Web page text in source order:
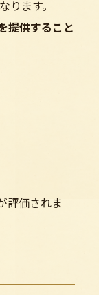
ます。
提供すること
評価されま